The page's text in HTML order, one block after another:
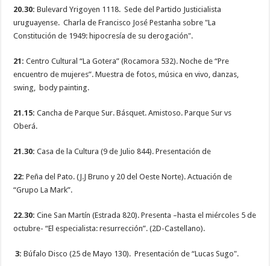
20.30: Bulevard Yrigoyen 1118. Sede del Partido Justicialista
uruguayense. Charla de Francisco José Pestanha sobre "La
Constitución de 1949: hipocresía de su derogación".
21: Centro Cultural “La Gotera” (Rocamora 532). Noche de “Pre
encuentro de mujeres”. Muestra de fotos, música en vivo, danzas,
swing, body painting.
21.15: Cancha de Parque Sur. Básquet. Amistoso. Parque Sur vs
Oberá.
21.30: Casa de la Cultura (9 de Julio 844). Presentación de
22: Peña del Pato. (J.J Bruno y 20 del Oeste Norte). Actuación de
“Grupo La Mark”.
22.30:Cine San Martín (Estrada 820). Presenta –hasta el miércoles 5 de
octubre- “El especialista: resurrección”. (2D-Castellano).
3: Búfalo Disco (25 de Mayo 130). Presentación de “Lucas Sugo".